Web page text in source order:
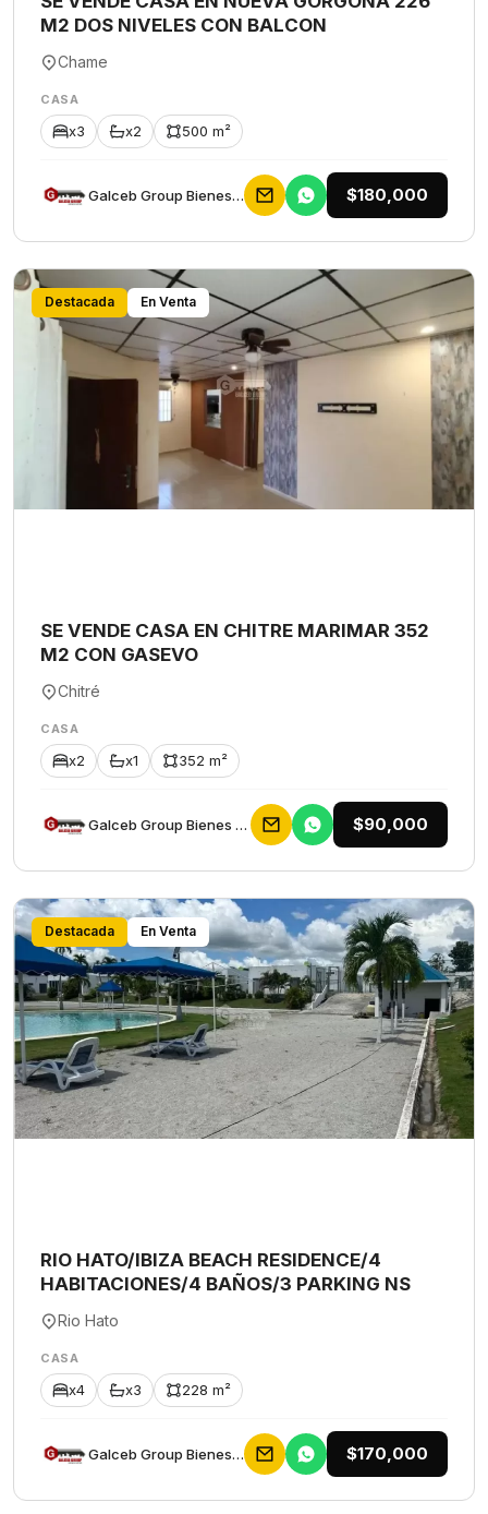
M2 DOS NIVELES CON BALCON
Chame
CASA
x3 x2 500 m²
Galceb Group Bienes Raices $180,000
Destacada En Venta
SE VENDE CASA EN CHITRE MARIMAR 352
M2 CON GASEVO
Chitré
CASA
x2 x1 352 m²
Galceb Group Bienes Raices $90,000
Destacada En Venta
RIO HATO/IBIZA BEACH RESIDENCE/4
HABITACIONES/4 BAÑOS/3 PARKING NS
Rio Hato
CASA
x4 x3 228 m²
Galceb Group Bienes Raices $170,000